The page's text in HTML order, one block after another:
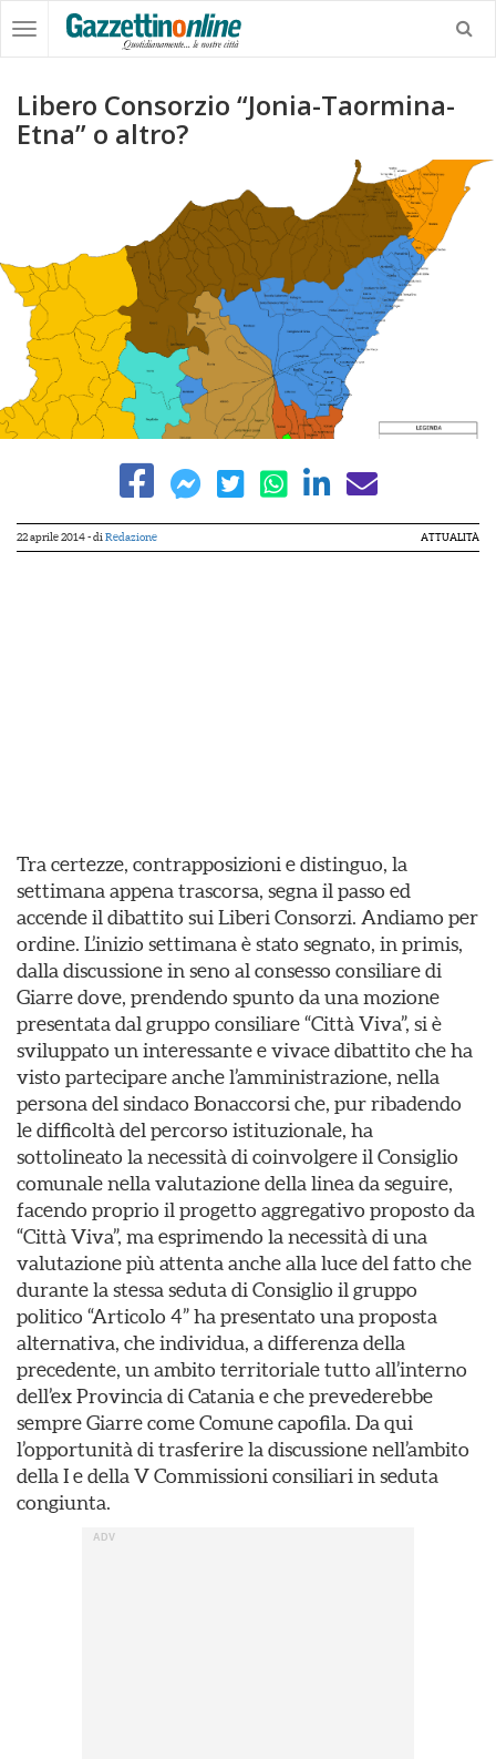
Libero Consorzio “Jonia-Taormina-
Etna” o altro?
22 aprile 2014- di Redazione ATTUALITÀ
Tra certezze, contrapposizioni e distinguo, la
settimana appena trascorsa, segna il passo ed
accende il dibattito sui Liberi Consorzi. Andiamo per
ordine. L’inizio settimana è stato segnato, in primis,
dalla discussione in seno al consesso consiliare di
Giarre dove, prendendo spunto da una mozione
presentata dal gruppo consiliare “Città Viva”, si è
sviluppato un interessante e vivace dibattito che ha
visto partecipare anche l’amministrazione, nella
persona del sindaco Bonaccorsi che, pur ribadendo
le difficoltà del percorso istituzionale, ha
sottolineato la necessità di coinvolgere il Consiglio
comunale nella valutazione della linea da seguire,
facendo proprio il progetto aggregativo proposto da
“Città Viva”, ma esprimendo la necessità di una
valutazione più attenta anche alla luce del fatto che
durante la stessa seduta di Consiglio il gruppo
politico “Articolo 4” ha presentato una proposta
alternativa, che individua, a differenza della
precedente, un ambito territoriale tutto all’interno
dell’ex Provincia di Catania e che prevederebbe
sempre Giarre come Comune capofila. Da qui
l’opportunità di trasferire la discussione nell’ambito
della I e della V Commissioni consiliari in seduta
congiunta.